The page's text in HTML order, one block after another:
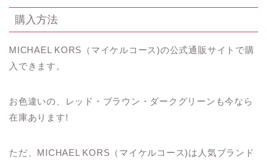
購入方法
MICHAEL KORS（マイケルコース)の公式通販サイトで購
入できます。
お色違いの、レッド・ブラウン・ダークグリーンも今なら
在庫あります!
ただ、MICHAEL KORS（マイケルコース)は人気ブランド